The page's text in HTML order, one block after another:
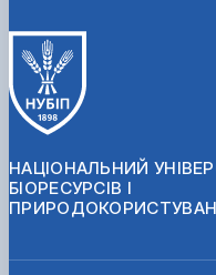
НАЦІОНАЛЬНИЙ
БІОРЕСУРСІВ І